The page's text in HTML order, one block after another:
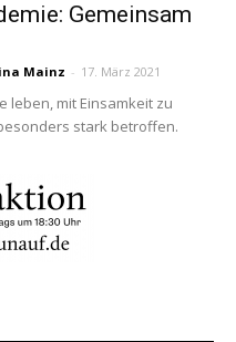
Gemeinsam
Mainz - 17. März 2021
leben, mit Einsamkeit zu
stark betroffen.